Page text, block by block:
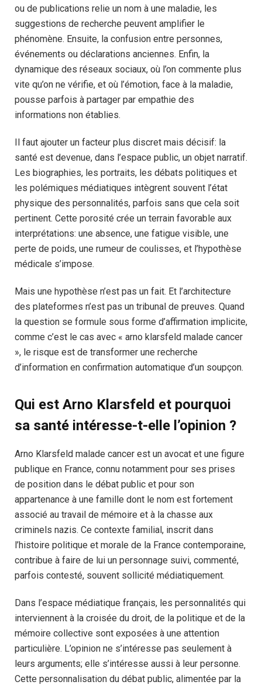
ou de publications relie un nom à une maladie, les
suggestions de recherche peuvent amplifier le
phénomène. Ensuite, la confusion entre personnes,
événements ou déclarations anciennes. Enfin, la
dynamique des réseaux sociaux, où l’on commente plus
vite qu’on ne vérifie, et où l’émotion, face à la maladie,
pousse parfois à partager par empathie des
informations non établies.
Il faut ajouter un facteur plus discret mais décisif: la
santé est devenue, dans l’espace public, un objet narratif.
Les biographies, les portraits, les débats politiques et
les polémiques médiatiques intègrent souvent l’état
physique des personnalités, parfois sans que cela soit
pertinent. Cette porosité crée un terrain favorable aux
interprétations: une absence, une fatigue visible, une
perte de poids, une rumeur de coulisses, et l’hypothèse
médicale s’impose.
Mais une hypothèse n’est pas un fait. Et l’architecture
des plateformes n’est pas un tribunal de preuves. Quand
la question se formule sous forme d’affirmation implicite,
comme c’est le cas avec « arno klarsfeld malade cancer
», le risque est de transformer une recherche
d’information en confirmation automatique d’un soupçon.
Qui est Arno Klarsfeld et pourquoi
sa santé intéresse-t-elle l’opinion ?
Arno Klarsfeld malade cancer est un avocat et une figure
publique en France, connu notamment pour ses prises
de position dans le débat public et pour son
appartenance à une famille dont le nom est fortement
associé au travail de mémoire et à la chasse aux
criminels nazis. Ce contexte familial, inscrit dans
l’histoire politique et morale de la France contemporaine,
contribue à faire de lui un personnage suivi, commenté,
parfois contesté, souvent sollicité médiatiquement.
Dans l’espace médiatique français, les personnalités qui
interviennent à la croisée du droit, de la politique et de la
mémoire collective sont exposées à une attention
particulière. L’opinion ne s’intéresse pas seulement à
leurs arguments; elle s’intéresse aussi à leur personne.
Cette personnalisation du débat public, alimentée par la